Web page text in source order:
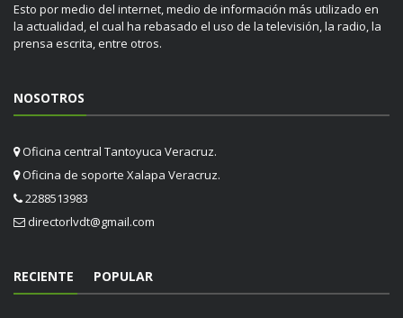
Esto por medio del internet, medio de información más utilizado en
la actualidad, el cual ha rebasado el uso de la televisión, la radio, la
prensa escrita, entre otros.
NOSOTROS
Oficina central Tantoyuca Veracruz.
Oficina de soporte Xalapa Veracruz.
2288513983
directorlvdt@gmail.com
RECIENTE POPULAR